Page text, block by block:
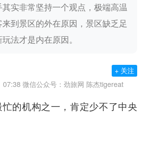
实非常坚持一个观点，极端高温
到景区的外在原因，景区缺乏足
法才是内在原因。
07:38 微信公众号：劲旅网 陈杰tigereat
+ 关注
的机构之一，肯定少不了中央